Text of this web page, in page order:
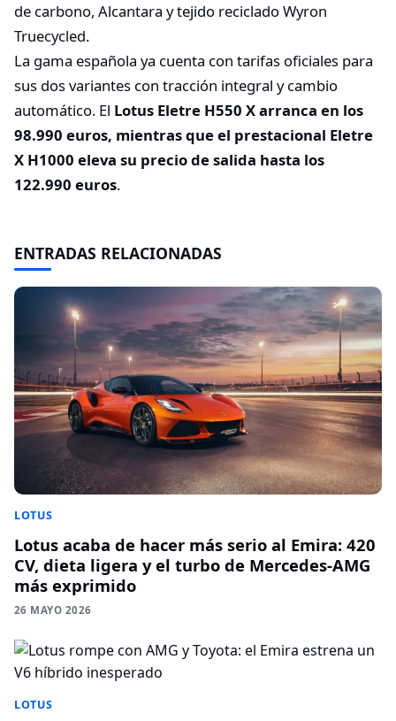
de carbono, Alcantara y tejido reciclado Wyron
Truecycled.
La gama española ya cuenta con tarifas oficiales para
sus dos variantes con tracción integral y cambio
automático. El Lotus Eletre H550 X arranca en los
98.990 euros, mientras que el prestacional Eletre
X H1000 eleva su precio de salida hasta los
122.990 euros.
ENTRADAS RELACIONADAS
LOTUS
Lotus acaba de hacer más serio al Emira: 420
CV, dieta ligera y el turbo de Mercedes-AMG
más exprimido
26 MAYO 2026
LOTUS